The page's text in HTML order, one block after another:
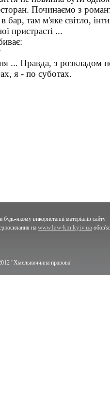
Починаємо з
бар, там м'яке світло,
пристрасті ...
... Правда, з розкладом
я - по суботах.
будь-якому використанні матеріалів сайту
на www.law-km.kyiv.ua
"Хмельниччина правова"